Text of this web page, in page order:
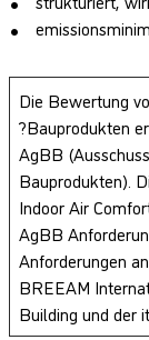
Die Bewertung
?Bauprodukten
AgBB
Bauprodukten).
Indoor Air
AgBB
Anforderungen
BREEAM
Building und der